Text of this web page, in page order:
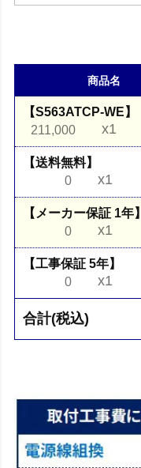
商品名
【S563ATCP-WE】
211,000
x1
【送料無料】
0
x1
【メーカー保証 1年】
0
x1
【工事保証 5年】
0
x1
合計(税込)